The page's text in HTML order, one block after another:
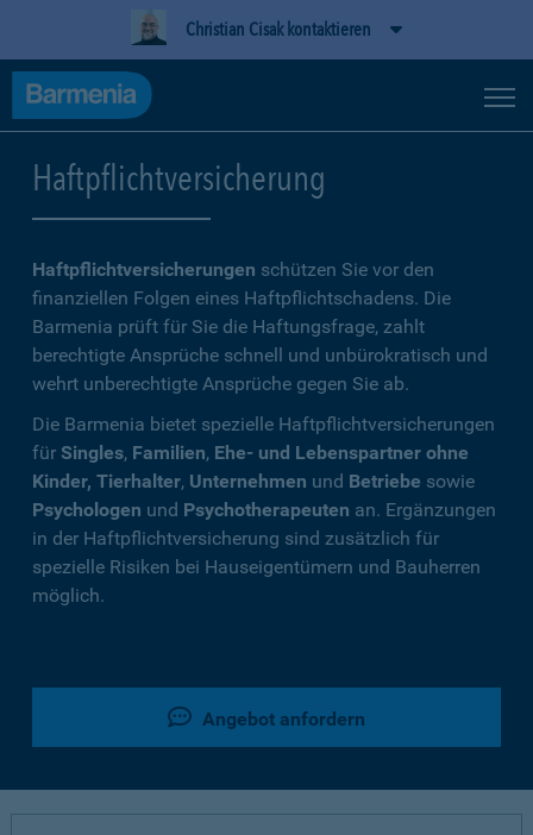
Christian Cisak kontaktieren
Haftpflichtversicherung
Haftpflichtversicherungen schützen Sie vor den
finanziellen Folgen eines Haftpflichtschadens. Die
Barmenia prüft für Sie die Haftungsfrage, zahlt
berechtigte Ansprüche schnell und unbürokratisch und
wehrt unberechtigte Ansprüche gegen Sie ab.
Die Barmenia bietet spezielle Haftpflichtversicherungen
für Singles, Familien, Ehe- und Lebenspartner ohne
Kinder, Tierhalter, Unternehmen und Betriebe sowie
Psychologen und Psychotherapeuten an. Ergänzungen
in der Haftpflichtversicherung sind zusätzlich für
spezielle Risiken bei Hauseigentümern und Bauherren
möglich.
Angebot anfordern